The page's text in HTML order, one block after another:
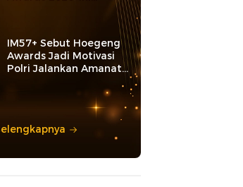
Kategori dan Kiprahnya
IM57+ Sebut Hoegeng
Awards Jadi Motivasi
Polri Jalankan Amanat